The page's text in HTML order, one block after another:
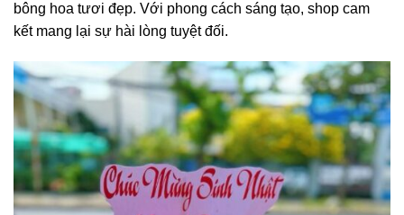
bông hoa tươi đẹp. Với phong cách sáng tạo, shop cam
kết mang lại sự hài lòng tuyệt đối.